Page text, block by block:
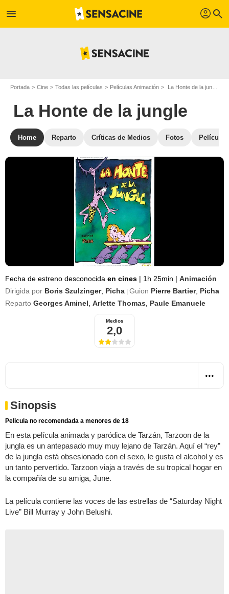
menu profil search
Portada Cine Todas las películas Películas Animación La Honte de la jungle
La Honte de la jungle
Home Reparto Críticas de Medios Fotos
Fecha de estreno desconocida en cines | 1h 25min | Animación
Dirigida por Boris Szulzinger, Picha Guion Pierre Bartier, Picha
Reparto Georges Aminel Arlette Thomas Paule Emanuele
Medios
2,0
Sinopsis
Pelicula no recomendada a menores de 18
En esta película animada y paródica de Tarzán, Tarzoon de la
jungla es un antepasado muy muy lejano de Tarzán. Aquí el “rey”
de la jungla está obsesionado con el sexo, le gusta el alcohol y es
un tanto pervertido. Tarzoon viaja a través de su tropical hogar en
la compañía de su amiga, June.
La película contiene las voces de las estrellas de “Saturday Night
Live” Bill Murray y John Belushi.